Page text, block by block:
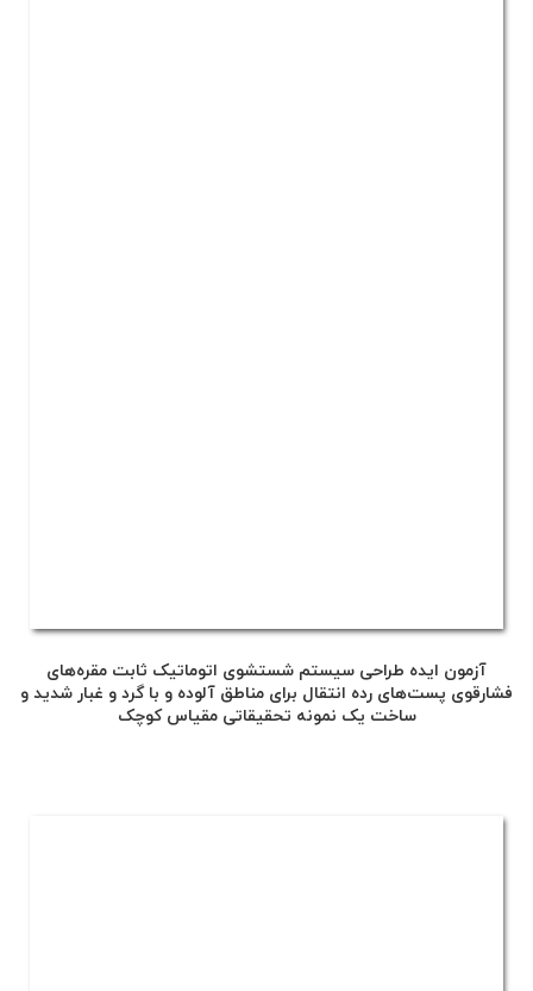
آزمون ایده طراحی سیستم شستشوی اتوماتیک ثابت مقره‌های
فشارقوی پست‌های رده انتقال برای مناطق آلوده و با گرد و غبار شدید و
ساخت یک نمونه تحقیقاتی مقیاس کوچک